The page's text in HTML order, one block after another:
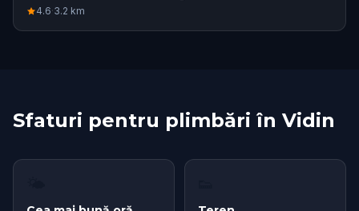
4.6·3.2 km
Sfaturi pentru plimbări în Vidin